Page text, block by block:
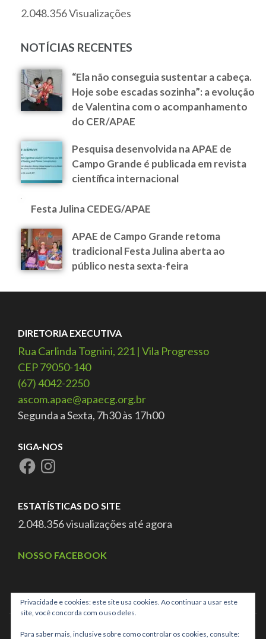
2.048.356 Visualizações
NOTÍCIAS RECENTES
“Ela não conseguia sustentar a cabeça.
Hoje sobe escadas sozinha”: a evolução
de Valentina com o acompanhamento
do CER/APAE
Pesquisa desenvolvida na APAE de
Campo Grande é publicada em revista
científica internacional
Festa Julina CEDEG/APAE
APAE de Campo Grande retoma
tradicional Festa Julina aberta ao
público nesta sexta-feira
DIRETORIA EXECUTIVA
Rua Carlinda Tognini, 221 | Vila Progresso
CEP 79050-140
(67) 4042-2250
ascom.apae@apaecg.org.br
Segunda a Sexta, 7h30 às 17h00
SIGA-NOS
ESTATÍSTICAS DO SITE
2.048.356 visualizações até agora
NOSSO FACEBOOK
Privacidade e cookies: este site usa cookies. Ao continuar a usar este
site, você concorda com o uso deles.
Para saber mais, inclusive sobre como controlar os cookies, consulte: